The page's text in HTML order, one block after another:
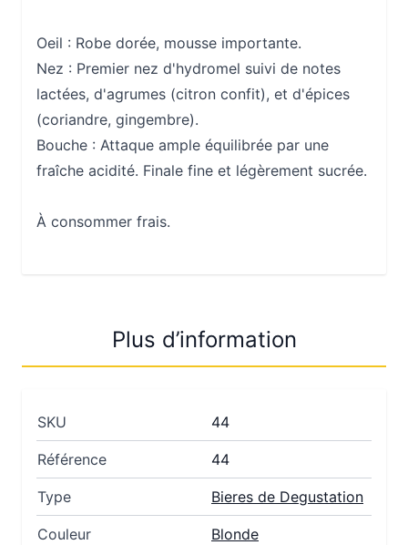
Oeil : Robe dorée, mousse importante.
Nez : Premier nez d'hydromel suivi de notes
lactées, d'agrumes (citron confit), et d'épices
(coriandre, gingembre).
Bouche : Attaque ample équilibrée par une
fraîche acidité. Finale fine et légèrement sucrée.
À consommer frais.
Plus d’information
SKU 44
Référence 44
Type Bieres de Degustation
Couleur Blonde